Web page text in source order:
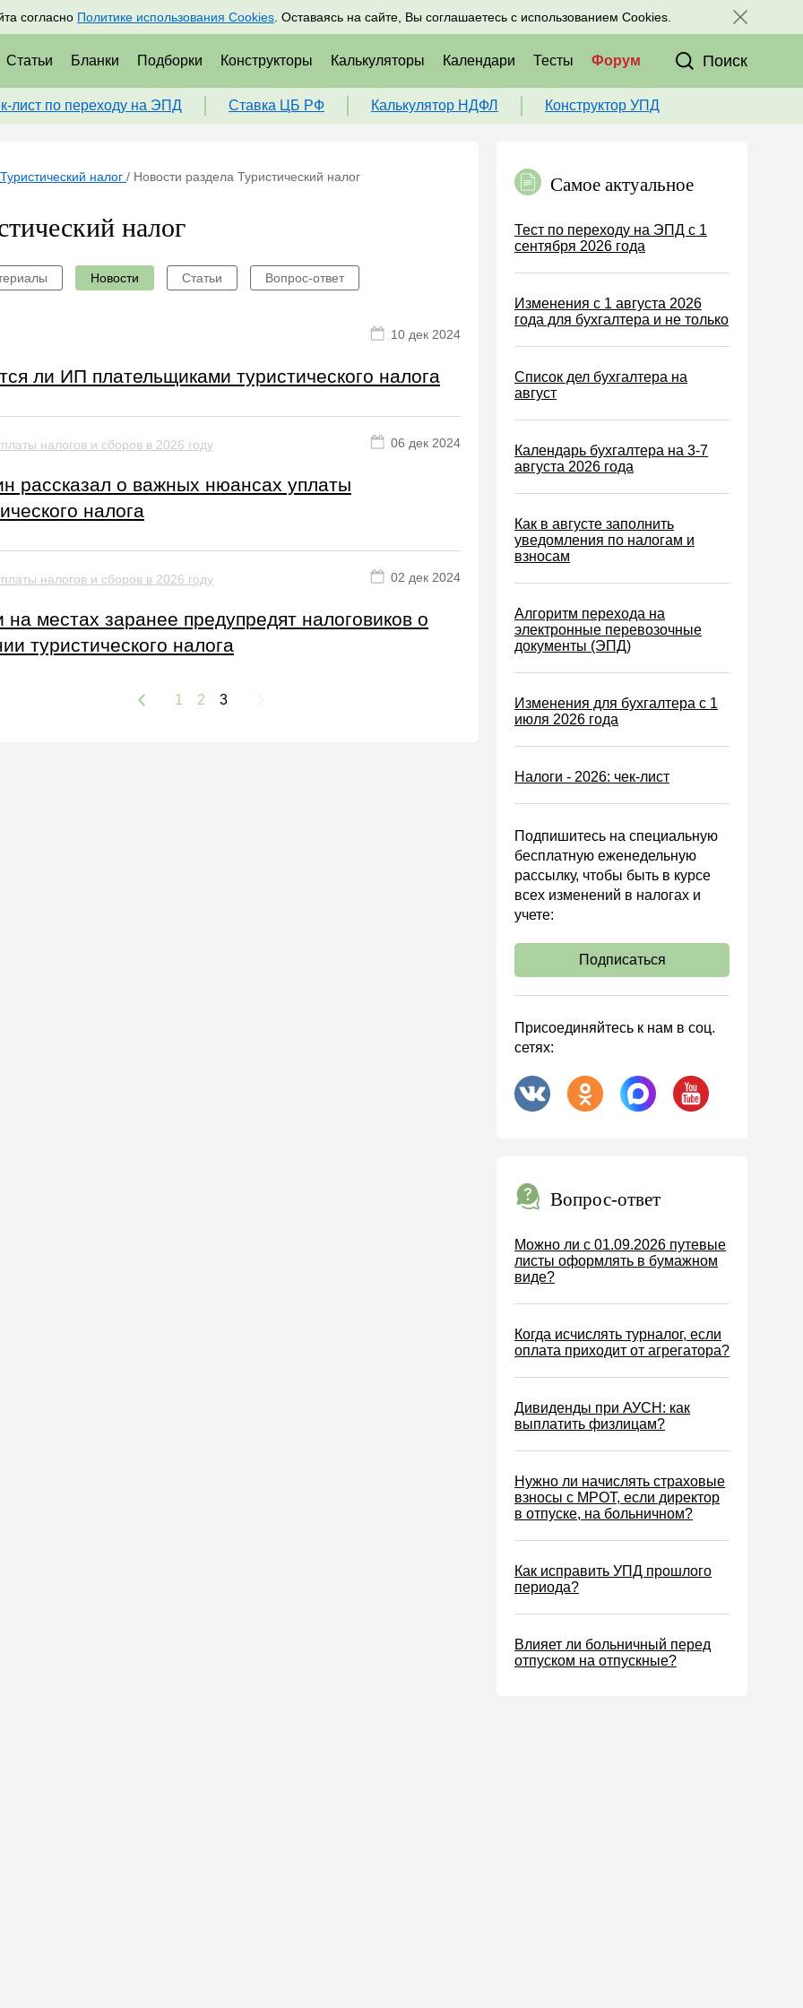
согласно Политике использования Cookies . Оставаясь на сайте, Вы соглашаетесь с использованием Cookies.
Подписаться Присоединяйтесь к нам в соц. сетях:
Статьи Бланки Подборки Конструкторы Калькуляторы Календари Тесты Форум Поиск
лист по переходу на ЭПД Ставка ЦБ РФ Калькулятор НДФЛ Конструктор УПД
Самое актуальное
Тест по переходу на ЭПД с 1
сентября 2026 года
Изменения с 1 августа 2026
года для бухгалтера и не только
Список дел бухгалтера на
август
Календарь бухгалтера на 3-7
августа 2026 года
Как в августе заполнить
уведомления по налогам и
взносам
Алгоритм перехода на
электронные перевозочные
документы (ЭПД)
Изменения для бухгалтера с 1
июля 2026 года
Налоги - 2026: чек-лист
Подпишитесь на специальную
бесплатную еженедельную
рассылку, чтобы быть в курсе
всех изменений в налогах и
учете:
Подписаться
Присоединяйтесь к нам в соц.
сетях:
Вопрос-ответ
Можно ли с 01.09.2026 путевые
листы оформлять в бумажном
виде?
Когда исчислять турналог, если
оплата приходит от агрегатора?
Дивиденды при АУСН: как
выплатить физлицам?
Нужно ли начислять страховые
взносы с МРОТ, если директор
в отпуске, на больничном?
Как исправить УПД прошлого
периода?
Влияет ли больничный перед
отпуском на отпускные?
Туристический налог / Новости раздела Туристический налог
налог
Новости Статьи Вопрос-ответ
10 дек 2024
ли ИП плательщиками туристического налога
налогов и сборов в 2026 году 06 дек 2024
рассказал о важных нюансах уплаты
налога
налогов и сборов в 2026 году 02 дек 2024
на местах заранее предупредят налоговиков о
туристического налога
1 2 3